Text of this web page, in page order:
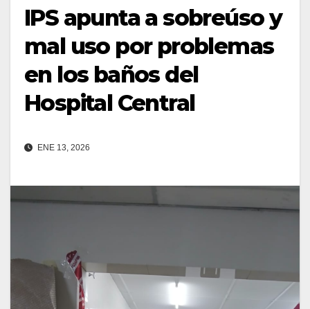
IPS apunta a sobreúso y
mal uso por problemas
en los baños del
Hospital Central
ENE 13, 2026